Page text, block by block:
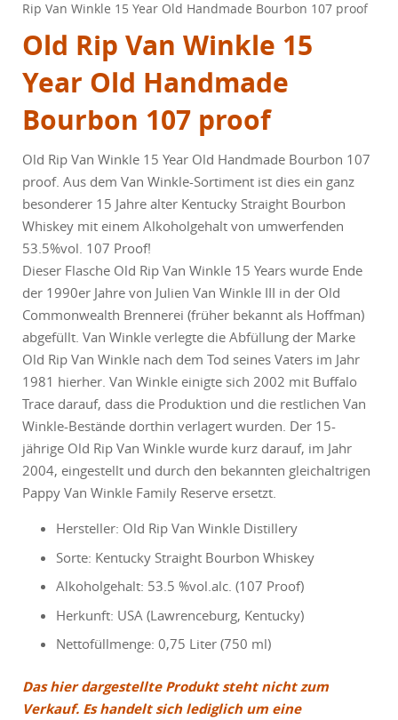
Rip Van Winkle 15 Year Old Handmade Bourbon 107 proof
Old Rip Van Winkle 15
Year Old Handmade
Bourbon 107 proof
Old Rip Van Winkle 15 Year Old Handmade Bourbon 107
proof. Aus dem Van Winkle-Sortiment ist dies ein ganz
besonderer 15 Jahre alter Kentucky Straight Bourbon
Whiskey mit einem Alkoholgehalt von umwerfenden
53.5%vol. 107 Proof!
Dieser Flasche Old Rip Van Winkle 15 Years wurde Ende
der 1990er Jahre von Julien Van Winkle III in der Old
Commonwealth Brennerei (früher bekannt als Hoffman)
abgefüllt. Van Winkle verlegte die Abfüllung der Marke
Old Rip Van Winkle nach dem Tod seines Vaters im Jahr
1981 hierher. Van Winkle einigte sich 2002 mit Buffalo
Trace darauf, dass die Produktion und die restlichen Van
Winkle-Bestände dorthin verlagert wurden. Der 15-
jährige Old Rip Van Winkle wurde kurz darauf, im Jahr
2004, eingestellt und durch den bekannten gleichaltrigen
Pappy Van Winkle Family Reserve ersetzt.
Hersteller: Old Rip Van Winkle Distillery
Sorte: Kentucky Straight Bourbon Whiskey
Alkoholgehalt: 53.5 %vol.alc. (107 Proof)
Herkunft: USA (Lawrenceburg, Kentucky)
Nettofüllmenge: 0,75 Liter (750 ml)
Das hier dargestellte Produkt steht nicht zum
Verkauf. Es handelt sich lediglich um eine